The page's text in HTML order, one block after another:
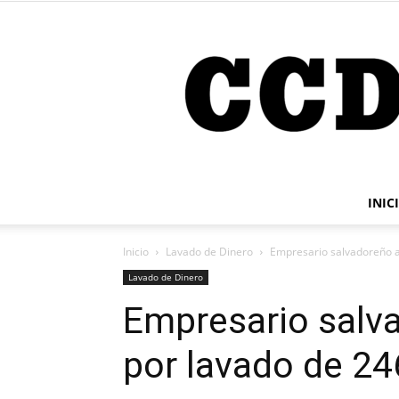
Inicio Lavado de Dinero Empresario salvadoreño
Lavado de Dinero
Empresario
por lavado de